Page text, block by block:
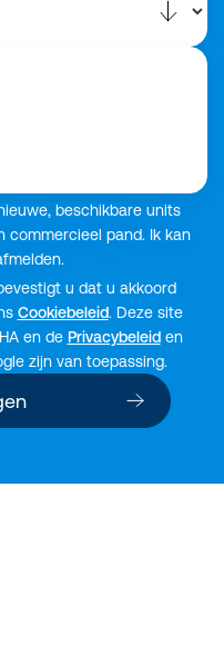
beschikbare units
commercieel pand. Ik kan
u dat u akkoord
Cookiebeleid. Deze site
en de Privacybeleiden
zijn van toepassing.